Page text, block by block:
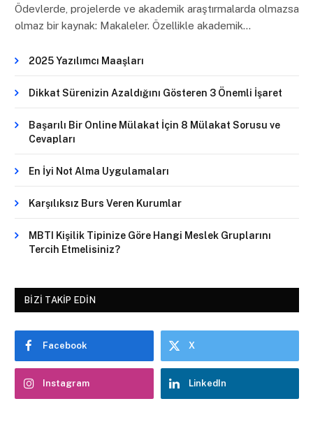
Ödevlerde, projelerde ve akademik araştırmalarda olmazsa
olmaz bir kaynak: Makaleler. Özellikle akademik…
2025 Yazılımcı Maaşları
Dikkat Sürenizin Azaldığını Gösteren 3 Önemli İşaret
Başarılı Bir Online Mülakat İçin 8 Mülakat Sorusu ve
Cevapları
En İyi Not Alma Uygulamaları
Karşılıksız Burs Veren Kurumlar
MBTI Kişilik Tipinize Göre Hangi Meslek Gruplarını
Tercih Etmelisiniz?
BIZI TAKIP EDIN
Facebook X
Instagram LinkedIn